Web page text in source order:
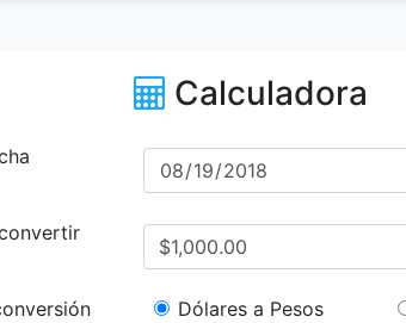
Calculadora
Dólares a Pesos